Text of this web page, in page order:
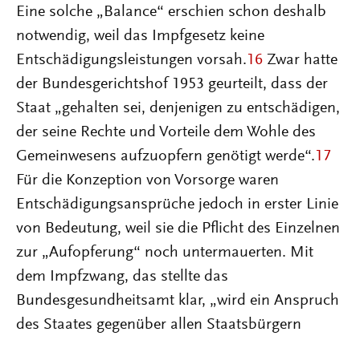
Eine solche „Balance“ erschien schon deshalb
notwendig, weil das Impfgesetz keine
Entschädigungsleistungen vorsah. 16 Zwar hatte
der Bundesgerichtshof 1953 geurteilt, dass der
Staat „gehalten sei, denjenigen zu entschädigen,
der seine Rechte und Vorteile dem Wohle des
Gemeinwesens aufzuopfern genötigt werde“. 17
Für die Konzeption von Vorsorge waren
Entschädigungsansprüche jedoch in erster Linie
von Bedeutung, weil sie die Pflicht des Einzelnen
zur „Aufopferung“ noch untermauerten. Mit
dem Impfzwang, das stellte das
Bundesgesundheitsamt klar, „wird ein Anspruch
des Staates gegenüber allen Staatsbürgern